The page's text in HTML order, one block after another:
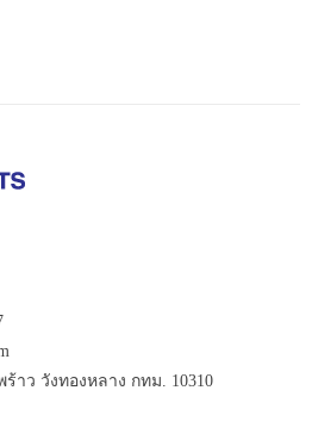
าว วังทองหลาง กทม. 10310